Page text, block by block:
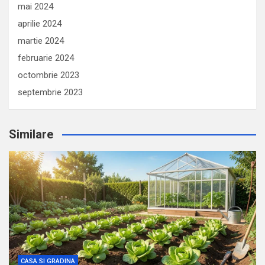
mai 2024
aprilie 2024
martie 2024
februarie 2024
octombrie 2023
septembrie 2023
Similare
CASA SI GRADINA